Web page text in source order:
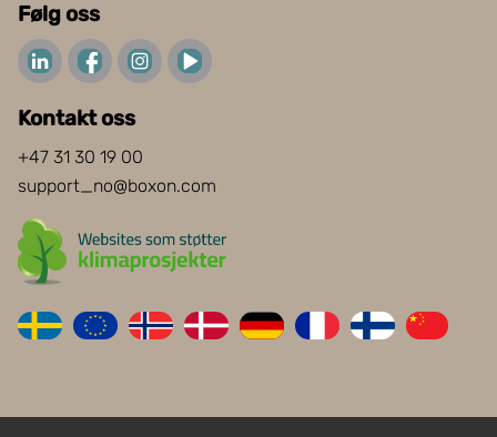
Følg oss
Kontakt oss
+47 31 30 19 00
support_no@boxon.com